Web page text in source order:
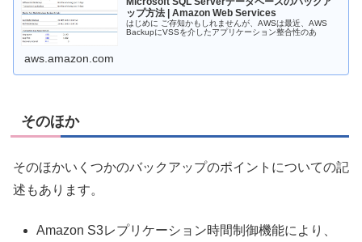
ップ方法 | Amazon Web Services
はじめに ご存知かもしれませんが、AWSは最近、AWS
BackupにVSSを介したアプリケーション整合性のあ
aws.amazon.com
そのほか
そのほかいくつかのバックアップのポイントについての記
述もあります。
Amazon S3レプリケーション時間制御機能により、